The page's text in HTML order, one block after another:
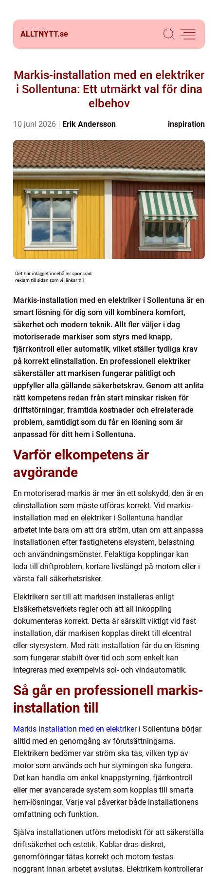
ALLTNYTT.se
Markis-installation med en elektriker
i Sollentuna: Ett utmärkt val för dina
elbehov
10 juni 2026 Erik Andersson inspiration
Markis-installation med en elektriker i Sollentuna är en
smart lösning för dig som vill kombinera komfort,
säkerhet och modern teknik. Allt fler väljer i dag
motoriserade markiser som styrs med knapp,
fjärrkontroll eller automatik, vilket ställer tydliga krav
på korrekt elinstallation. En professionell elektriker
säkerställer att markisen fungerar pålitligt och
uppfyller alla gällande säkerhetskrav. Genom att anlita
rätt kompetens redan från start minskar risken för
driftstörningar, framtida kostnader och elrelaterade
problem, samtidigt som du får en lösning som är
anpassad för ditt hem i Sollentuna.
Varför elkompetens är
avgörande
En motoriserad markis är mer än ett solskydd, den är en
elinstallation som måste utföras korrekt. Vid markis-
installation med en elektriker i Sollentuna handlar
arbetet inte bara om att dra ström, utan om att anpassa
installationen efter fastighetens elsystem, belastning
och användningsmönster. Felaktiga kopplingar kan
leda till driftproblem, kortare livslängd på motorn eller i
värsta fall säkerhetsrisker.
Elektrikern ser till att markisen installeras enligt
Elsäkerhetsverkets regler och att all inkoppling
dokumenteras korrekt. Detta är särskilt viktigt vid fast
installation, där markisen kopplas direkt till elcentral
eller styrsystem. Med rätt installation får du en lösning
som fungerar stabilt över tid och som enkelt kan
integreras med exempelvis sol- och vindautomatik.
Så går en professionell markis-
installation till
Markis installation med en elektrikeri Sollentuna börjar
alltid med en genomgång av förutsättningarna.
Elektrikern bedömer var ström ska tas, vilken typ av
motor som används och hur styrningen ska fungera.
Det kan handla om enkel knappstyrning, fjärrkontroll
eller mer avancerade system som kopplas till smarta
hem-lösningar. Varje val påverkar både installationens
omfattning och funktion.
Själva installationen utförs metodiskt för att säkerställa
driftsäkerhet och estetik. Kablar dras diskret,
genomföringar tätas korrekt och motorn testas
noggrant innan arbetet avslutas. Elektrikern kontrollerar